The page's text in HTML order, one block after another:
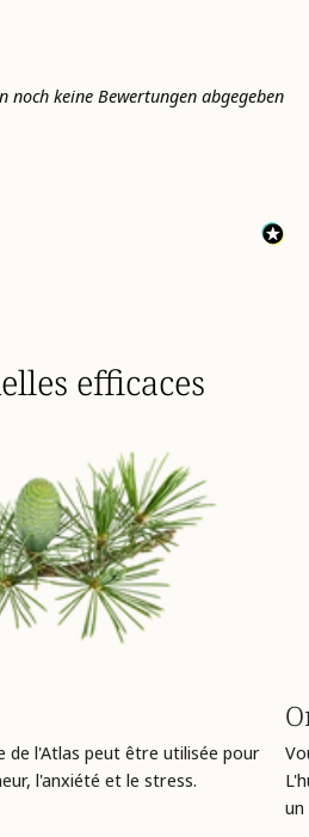
noch keine Bewertungen abgegeben
efficaces
de l'Atlas peut être utilisée pour
l'anxiété et le stress.